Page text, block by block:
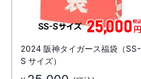
2024 阪神タイガース福袋（SS-
S サイズ）